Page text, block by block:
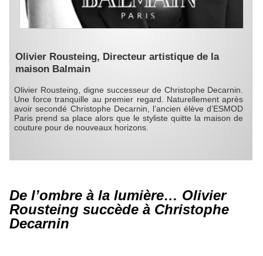
Olivier Rousteing, Directeur artistique de la
maison Balmain
Olivier Rousteing, digne successeur de Christophe Decarnin.
Une force tranquille au premier regard. Naturellement après
avoir secondé Christophe Decarnin, l’ancien élève d’ESMOD
Paris prend sa place alors que le styliste quitte la maison de
couture pour de nouveaux horizons.
De l’ombre à la lumière… Olivier
Rousteing succède à Christophe
Decarnin